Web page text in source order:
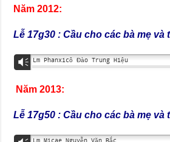
Năm2012:
Lễ 17g30 :Cầu cho các bà mẹ và
Vm Lm Phanxicô Đào Trung Hiệu
Năm 2013:
Lễ 17g50 : Cầu cho các bà mẹ và
Lm Micae Nguyễn Văn Bắc